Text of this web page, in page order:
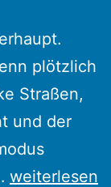
plötzlich
Straßen,
und der
In
weiterlesen